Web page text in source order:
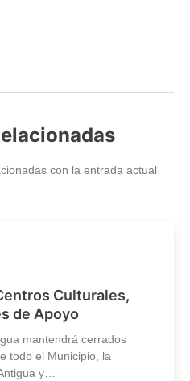
con la entrada actual
Culturales,
de Apoyo
mantendrá cerrados
todo el Municipio, la
y…